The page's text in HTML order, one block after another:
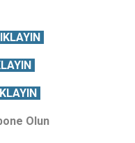
Olun